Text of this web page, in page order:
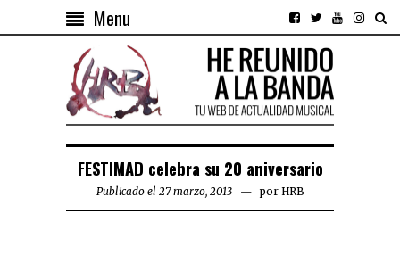
Menu
FESTIMAD celebra su 20 aniversario
Publicado el 27 marzo, 2013 por HRB